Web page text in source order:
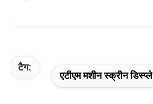
टैग:
एटीएम मशीन स्क्रीन डिस्प्ले